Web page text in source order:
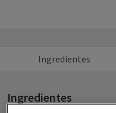
Ingredientes
Ingredientes